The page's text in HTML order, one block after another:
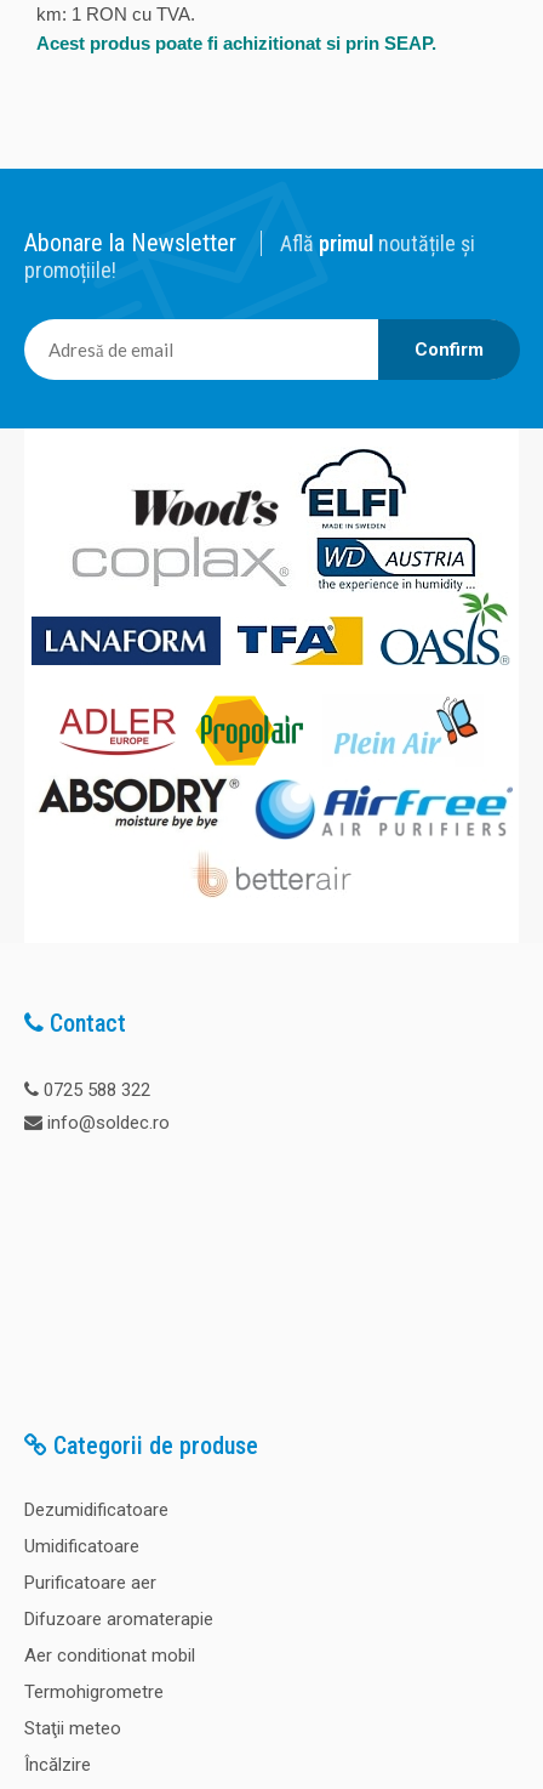
km: 1 RON cu TVA.
Acest produs poate fi achizitionat si prin SEAP.
Abonare la Newsletter Află primul noutățile și
promoțiile!
Confirm
Contact
0725 588 322
info@soldec.ro
Categorii de produse
Dezumidificatoare
Umidificatoare
Purificatoare aer
Difuzoare aromaterapie
Aer conditionat mobil
Termohigrometre
Staţii meteo
Încălzire